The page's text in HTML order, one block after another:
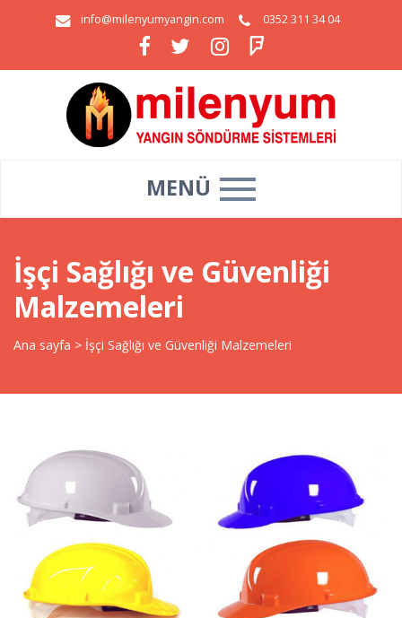
info@milenyumyangin.com 0352 311 34 04
MENÜ
İşçi Sağlığı ve Güvenliği
Malzemeleri
Ana sayfa > İşçi Sağlığı ve Güvenliği Malzemeleri